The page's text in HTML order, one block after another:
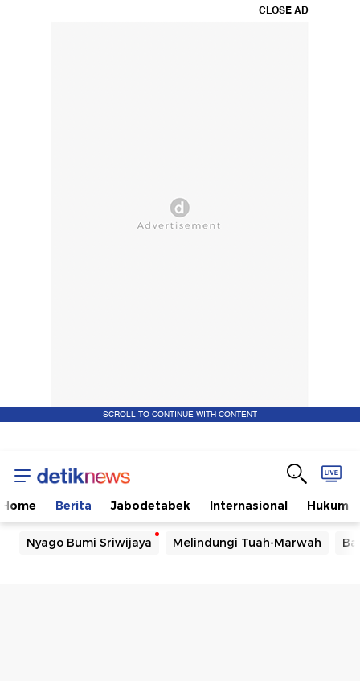
CLOSE AD
SCROLL TO CONTINUE WITH CONTENT
Home Berita Jabodetabek Internasional Hukum
Nyago Bumi Sriwijaya Melindungi Tuah-Marwah